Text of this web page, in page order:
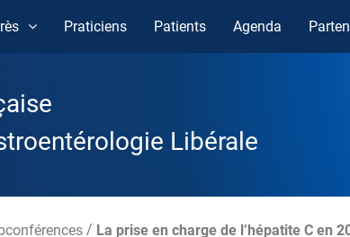
Praticiens Patients Agenda
Libérale
/ La prise en charge de l’hépatite C en